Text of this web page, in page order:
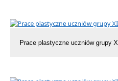
Prace plastyczne uczniów grupy XI